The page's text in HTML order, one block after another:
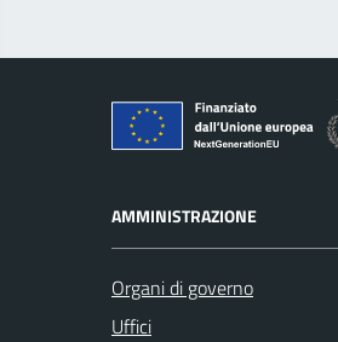
AMMINISTRAZIONE
Organi di governo
Uffici